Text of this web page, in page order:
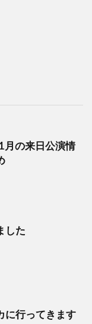
月の来日公演情
した
に行ってきます